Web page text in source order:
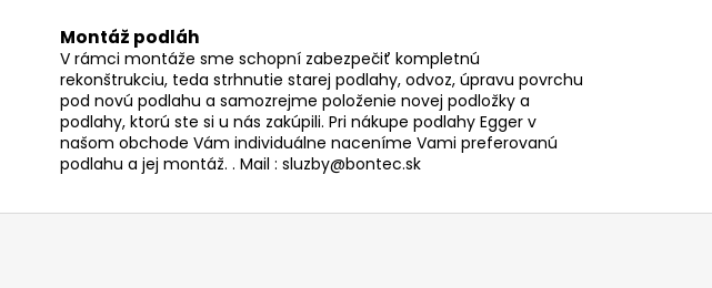
Montáž podláh
V rámci montáže sme schopní zabezpečiť kompletnú
rekonštrukciu, teda strhnutie starej podlahy, odvoz, úpravu povrchu
pod novú podlahu a samozrejme položenie novej podložky a
podlahy, ktorú ste si u nás zakúpili. Pri nákupe podlahy Egger v
našom obchode Vám individuálne naceníme Vami preferovanú
podlahu a jej montáž. . Mail : sluzby@bontec.sk